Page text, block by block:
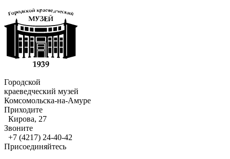
Городской
краеведческий музей
Комсомольска-на-Амуре
Приходите
Кирова, 27
Звоните
+7 (4217) 24-40-42
Присоединяйтесь